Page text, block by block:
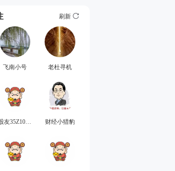
刷新
飞南小号 老杜寻机
股友35Z10E3077 财经小猎豹